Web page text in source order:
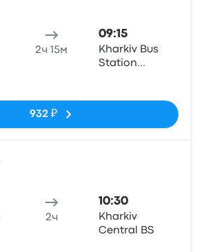
2ч 15м
09:15
Kharkiv Bus
Station
932 ₽
2ч
10:30
Kharkiv
Central BS